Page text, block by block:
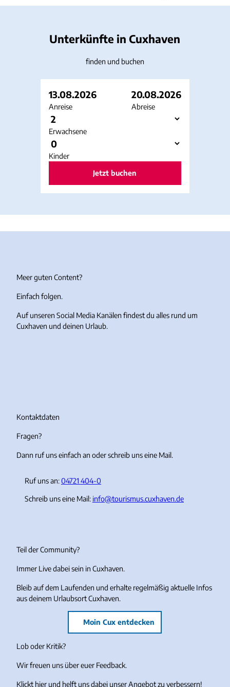
Unterkünfte in Cuxhaven
finden und buchen
Anreise
13.08.2026
Abreise
20.08.2026
Erwachsene
Kinder
Jetzt buchen
Meer guten Content?
Einfach folgen.
Auf unseren Social Media Kanälen findest du alles rund um
Cuxhaven und deinen Urlaub.
r
m
o
e
Kontaktdaten
Fragen?
Dann ruf uns einfach an oder schreib uns eine Mail.
Ruf uns an:04721 404-0
Schreib uns eine Mail: info@tourismus.cuxhaven.de
Teil der Community?
Immer Live dabei sein in Cuxhaven.
Bleib auf dem Laufenden und erhalte regelmäßig aktuelle Infos
aus deinem Urlaubsort Cuxhaven.
Moin Cux entdecken
Lob oder Kritik?
Wir freuen uns über euer Feedback.
Klickt hier und helft uns dabei unser Angebot zu verbessern!